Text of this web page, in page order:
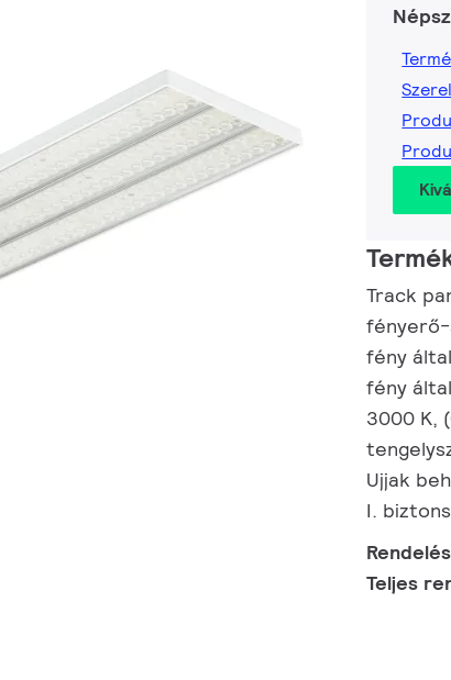
Track
fény
fény
3000 K,
Ujjak
I.
Teljes